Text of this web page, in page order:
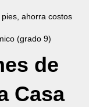
ahorra costos
(grado 9)
de
Casa